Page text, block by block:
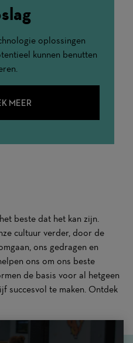
oplossingen
kunnen benutten
MEER
beste dat het kan zijn.
cultuur verder, door de
ons gedragen en
ons om ons beste
de basis voor al hetgeen
succesvol te maken. Ontdek